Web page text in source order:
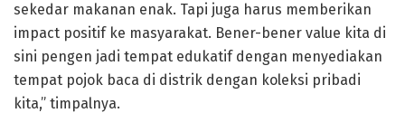
sekedar makanan enak. Tapi juga harus memberikan
impact positif ke masyarakat. Bener-bener value kita di
sini pengen jadi tempat edukatif dengan menyediakan
tempat pojok baca di distrik dengan koleksi pribadi
kita,” timpalnya.